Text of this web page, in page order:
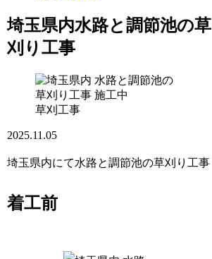
埼玉県内水路と調節池の草
刈り工事
草刈工事
2025.11.05
埼玉県内にて水路と調節池の草刈り工事
着工前